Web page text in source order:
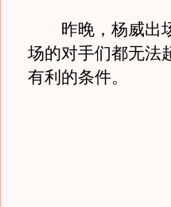
昨晚，杨威出场
场的对手们都无法
有利的条件。